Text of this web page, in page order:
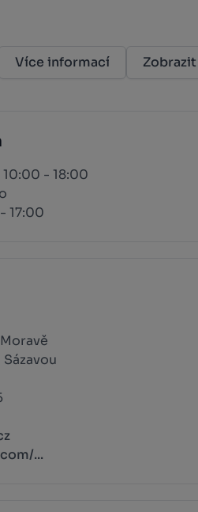
Více informací
10:00 - 18:00
17:00
...